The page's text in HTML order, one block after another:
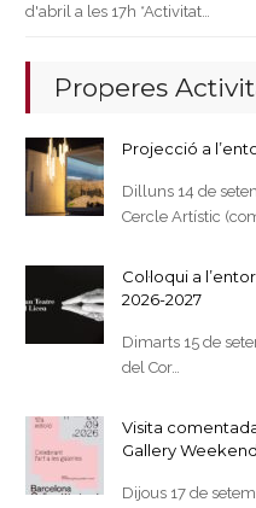
d'abril a les 17h *Activitat…
Properes
Projecció a
Dilluns 14 de
Cercle Artístic
Col·loqui a
2026-2027
Dimarts 15 de
del Cor…
Visita
Gallery Weekend
Dijous 17 de